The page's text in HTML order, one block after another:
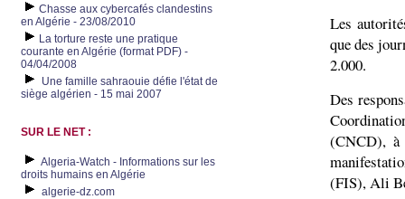
Chasse aux cybercafés clandestins
en Algérie - 23/08/2010
La torture reste une pratique
courante en Algérie (format PDF) -
04/04/2008
Une famille sahraouie défie l'état de
siège algérien - 15 mai 2007
SUR LE NET :
Algeria-Watch - Informations sur les
droits humains en Algérie
algerie-dz.com
Les
que des
2.000.
Des
(CNCD),
(FIS), Ali